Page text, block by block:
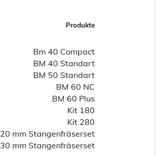
Produkte
Bm 40 Compact
BM 40 Standart
BM 50 Standart
BM 60 NC
BM 60 Plus
Kit 180
Kit 280
20 mm Stangenfräserset
30 mm Stangenfräserset